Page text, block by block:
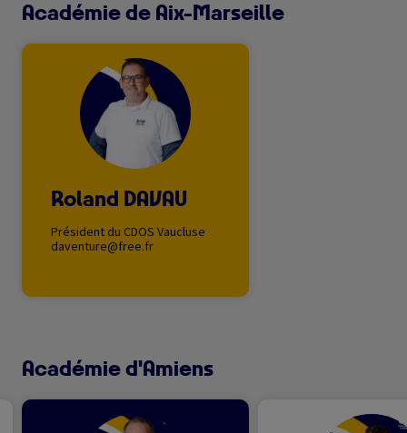
Académie de Aix-Marseille
Image
Roland DAVAU
Président du CDOS Vaucluse
daventure@free.fr
Académie d'Amiens
Image Image